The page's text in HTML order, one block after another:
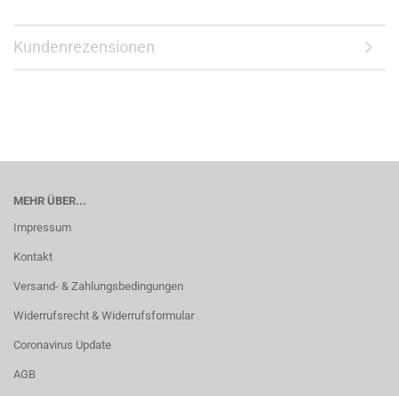
Kundenrezensionen
MEHR ÜBER...
Impressum
Kontakt
Versand- & Zahlungsbedingungen
Widerrufsrecht & Widerrufsformular
Coronavirus Update
AGB